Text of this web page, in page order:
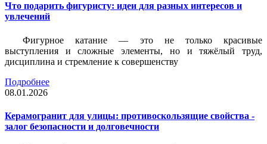
Что подарить фигуристу: идеи для разных интересов и
увлечений
Фигурное катание — это не только красивые
выступления и сложные элементы, но и тяжёлый труд,
дисциплина и стремление к совершенству
Подробнее
08.01.2026
Керамогранит для улицы: противоскользящие свойства -
залог безопасности и долговечности